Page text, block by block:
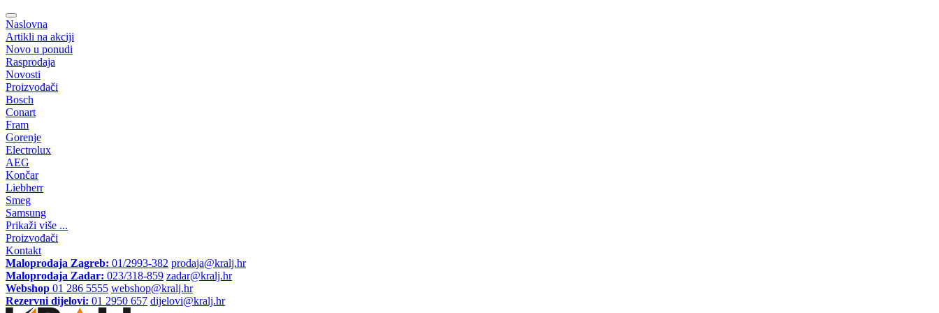
Naslovna
Artikli na akciji
Novo u ponudi
Rasprodaja
Novosti
Proizvođači
Bosch
Conart
Fram
Gorenje
Electrolux
AEG
Končar
Liebherr
Smeg
Samsung
Prikaži više ...
Proizvođači
Kontakt
Maloprodaja Zagreb: 01/2993-382 prodaja@kralj.hr
Maloprodaja Zadar: 023/318-859 zadar@kralj.hr
Webshop 01 286 5555 webshop@kralj.hr
Rezervni dijelovi: 01 2950 657 dijelovi@kralj.hr